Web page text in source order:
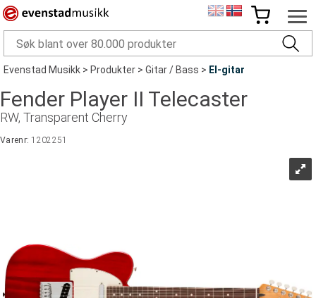
Evenstad Musikk>Produkter>Gitar / Bass> El-gitar
Fender Player II Telecaster
RW, Transparent Cherry
Varenr:1202251